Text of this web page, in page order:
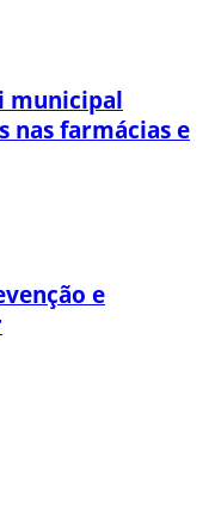
municipal
nas farmácias e
e